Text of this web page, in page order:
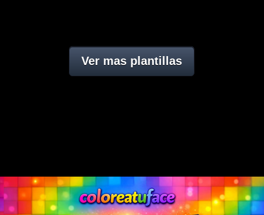
Ver mas plantillas